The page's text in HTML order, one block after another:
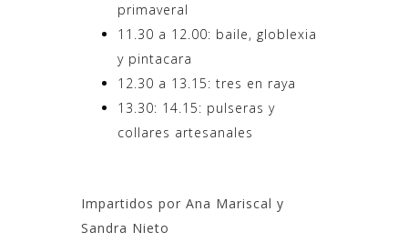
primaveral
11.30 a 12.00: baile, globlexia
y pintacara
12.30 a 13.15: tres en raya
13.30: 14.15: pulseras y
collares artesanales
Impartidos por Ana Mariscal y
Sandra Nieto